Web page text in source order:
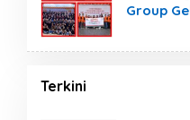
Group
Terkini